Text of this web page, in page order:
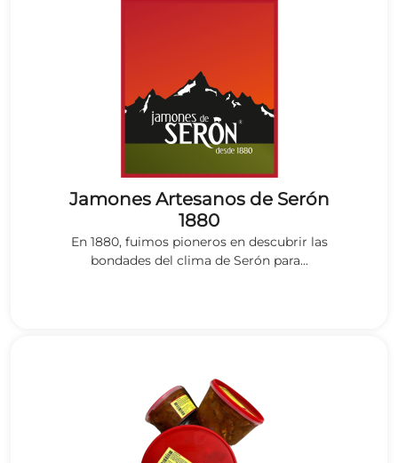
Jamones Artesanos de Serón
1880
En 1880, fuimos pioneros en descubrir las
bondades del clima de Serón para...